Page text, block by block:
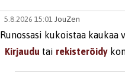
5.8.2026 15:01 JouZen
Runossasi kukoistaa kaukaa
Kirjaudu tai rekisteröidy